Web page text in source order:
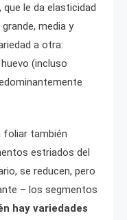
le da elasticidad
media y
a otra:
(incluso
foliar también
estriados del
se reducen, pero
– los segmentos
hay variedades